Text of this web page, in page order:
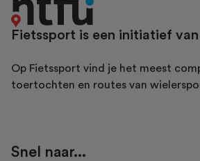
Fietssport is een initiatief
Op Fietssport vind je het meest
toertochten en routes van
Snel naar...